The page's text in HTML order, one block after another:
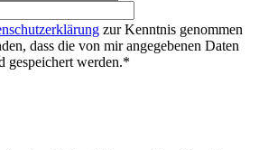
zur Kenntnis genommen
dass die von mir angegebenen Daten
gespeichert werden.*